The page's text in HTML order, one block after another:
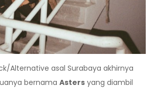
Alternative asal Surabaya akhirnya
bernamaAsters yang diambil